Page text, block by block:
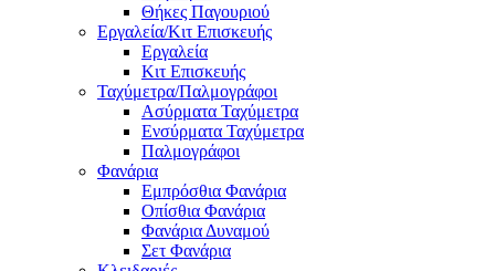
Θήκες Παγουριού
Εργαλεία/Κιτ Επισκευής
Εργαλεία
Κιτ Επισκευής
Ταχύμετρα/Παλμογράφοι
Ασύρματα Ταχύμετρα
Ενσύρματα Ταχύμετρα
Παλμογράφοι
Φανάρια
Εμπρόσθια Φανάρια
Οπίσθια Φανάρια
Φανάρια Δυναμού
Σετ Φανάρια